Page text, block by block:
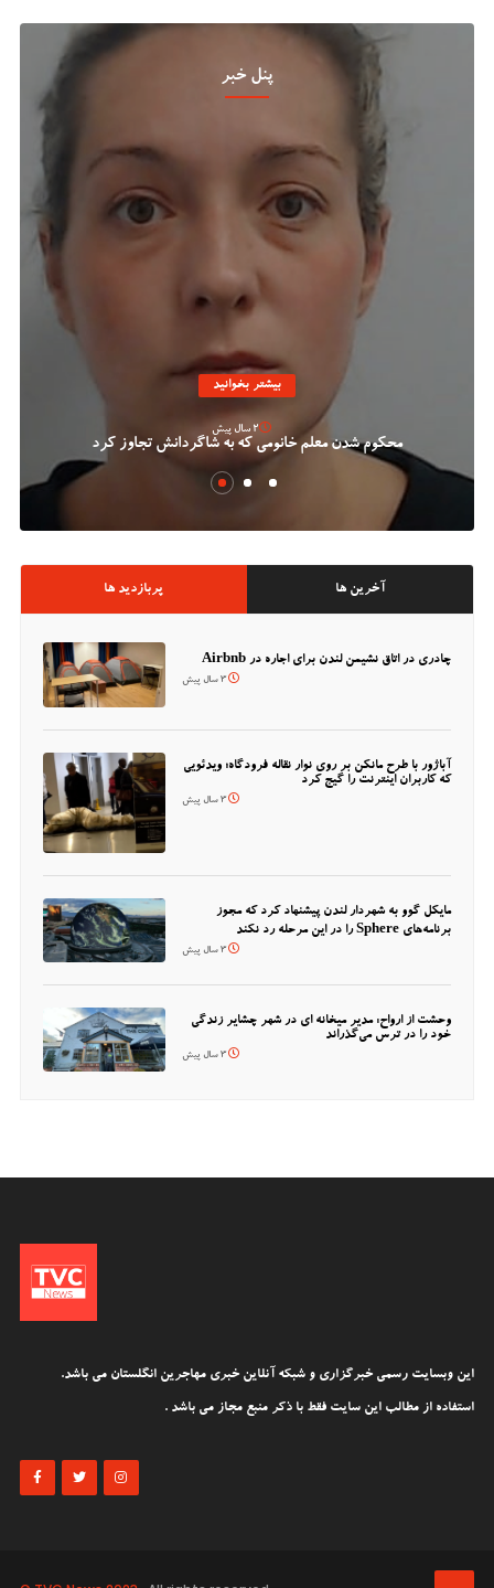
پنل خبر
بیشتر بخوانید
محکوم شدن معلم خانومی که به شاگردانش تجاوز کرد
2 سال پیش
پربازدید ها آخرین ها
چادری در اتاق نشیمن لندن برای اجاره در Airbnb
3 سال پیش
آباژور با طرح مانکن بر روی نوار نقاله فرودگاه؛ ویدئویی
که کاربران اینترنت را گیج کرد
3 سال پیش
مایکل گوو به شهردار لندن پیشنهاد کرد که مجوز
برنامه‌های Sphere را در این مرحله رد نکند
3 سال پیش
وحشت از ارواح: مدیر میخانه ای در شهر چشایر زندگی
خود را در ترس می‌گذراند
3 سال پیش
این وبسایت رسمی خبرگزاری و شبکه آنلاین خبری مهاجرین انگلستان می باشد.
استفاده از مطالب این سایت فقط با ذکر منبع مجاز می باشد .